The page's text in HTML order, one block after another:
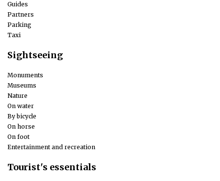
Guides
Partners
Parking
Taxi
Sightseeing
Monuments
Museums
Nature
On water
By bicycle
On horse
On foot
Entertainment and recreation
Tourist's essentials